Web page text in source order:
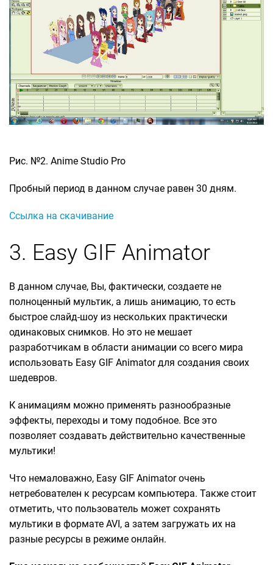
Рис. №2. Anime Studio Pro
Пробный период в данном случае равен 30 дням.
Ссылка на скачивание
3. Easy GIF Animator
В данном случае, Вы, фактически, создаете не
полноценный мультик, а лишь анимацию, то есть
быстрое слайд-шоу из нескольких практически
одинаковых снимков. Но это не мешает
разработчикам в области анимации со всего мира
использовать Easy GIF Animator для создания своих
шедевров.
К анимациям можно применять разнообразные
эффекты, переходы и тому подобное. Все это
позволяет создавать действительно качественные
мультики!
Что немаловажно, Easy GIF Animator очень
нетребователен к ресурсам компьютера. Также стоит
отметить, что пользователь может сохранять
мультики в формате AVI, а затем загружать их на
разные ресурсы в режиме онлайн.